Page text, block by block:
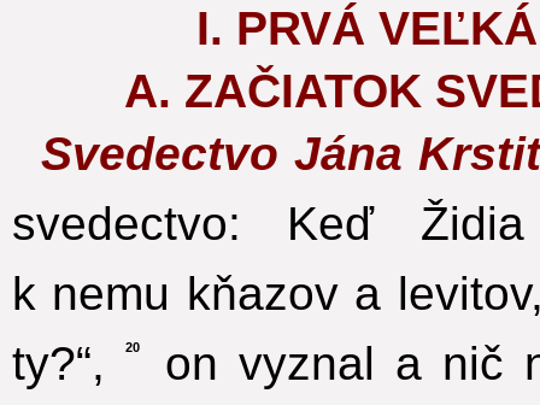
I. PRVÁ
A. ZAČIATOK
Svedectvo Jána
svedectvo: Keď
k nemu kňazov a
ty?“,
20
on vyznal a nič